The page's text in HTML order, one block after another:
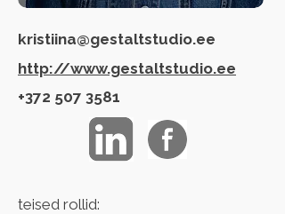
kristiina@gestaltstudio.ee
http://www.gestaltstudio.ee
+372 507 3581
teised rollid: